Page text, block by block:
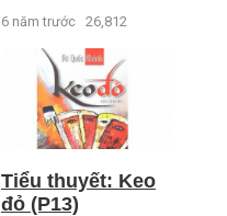
6 năm trước 26,812
Tiểu thuyết: Keo
đỏ (P13)